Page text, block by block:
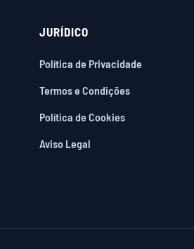
JURÍDICO
Política de Privacidade
Termos e Condições
Política de Cookies
Aviso Legal